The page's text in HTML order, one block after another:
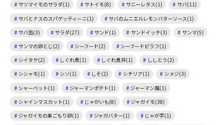
サツマイモのサラダ(1)
サトイモ(8) サニーレタス(1)
サバ(11)
サバとナスのスパゲッティーニ(1)
サバのムニエルレモンバターソース(1)
サバ缶(3)
サラダ(27) サンド(1) サンドイッチ(3)
サンマ(5)
サンマの卵とじ(2)
シーフード(2)
シーフードピラフ(1)
シイタケ(2)
しぐれ煮(1) しぐれ煮丼(1)
ししとう(2)
シシャモ(1)
シソ(1) しそ(2) シチリア(1)
シメジ(3)
シャーベット(1)
ジャーマンポテト(1)
ジャーマン風(1)
シャインマスカット(1)
じゃがいも(8)
ジャガイモ(38)
ジャガイモの巣ごもり卵(1)
ジャガバター(1)
じゃが芋(1)